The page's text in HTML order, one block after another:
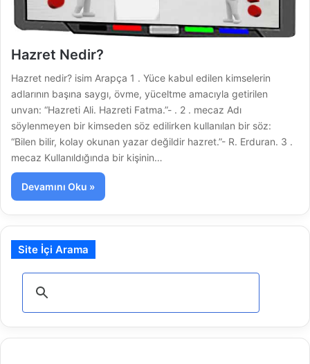
Hazret Nedir?
Hazret nedir? isim Arapça 1 . Yüce kabul edilen kimselerin
adlarının başına saygı, övme, yüceltme amacıyla getirilen
unvan: “Hazreti Ali. Hazreti Fatma.”- . 2 . mecaz Adı
söylenmeyen bir kimseden söz edilirken kullanılan bir söz:
“Bilen bilir, kolay okunan yazar değildir hazret.”- R. Erduran. 3 .
mecaz Kullanıldığında bir kişinin…
Devamını Oku »
Site İçi Arama